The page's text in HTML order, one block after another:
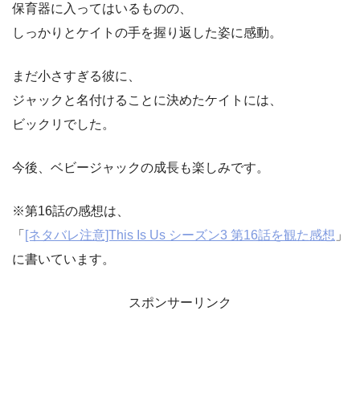
保育器に入ってはいるものの、
しっかりとケイトの手を握り返した姿に感動。
まだ小さすぎる彼に、
ジャックと名付けることに決めたケイトには、
ビックリでした。
今後、ベビージャックの成長も楽しみです。
※第16話の感想は、
「 [ネタバレ注意]This Is Us シーズン3 第16話を観た感想 」
に書いています。
スポンサーリンク